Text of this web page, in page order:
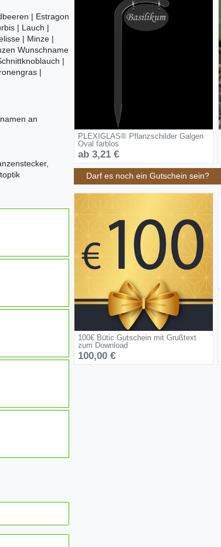
| Estragon
| Lauch |
| Minze |
Wunschname
|
|
an
PLEXIGLAS® Pflanzschilder Galgen
Oval farblos
ab 3,21 €
Darf es noch ein Gutschein sein?
100€ Bütic Gutschein mit Grußtext
zum Download
100,00 €